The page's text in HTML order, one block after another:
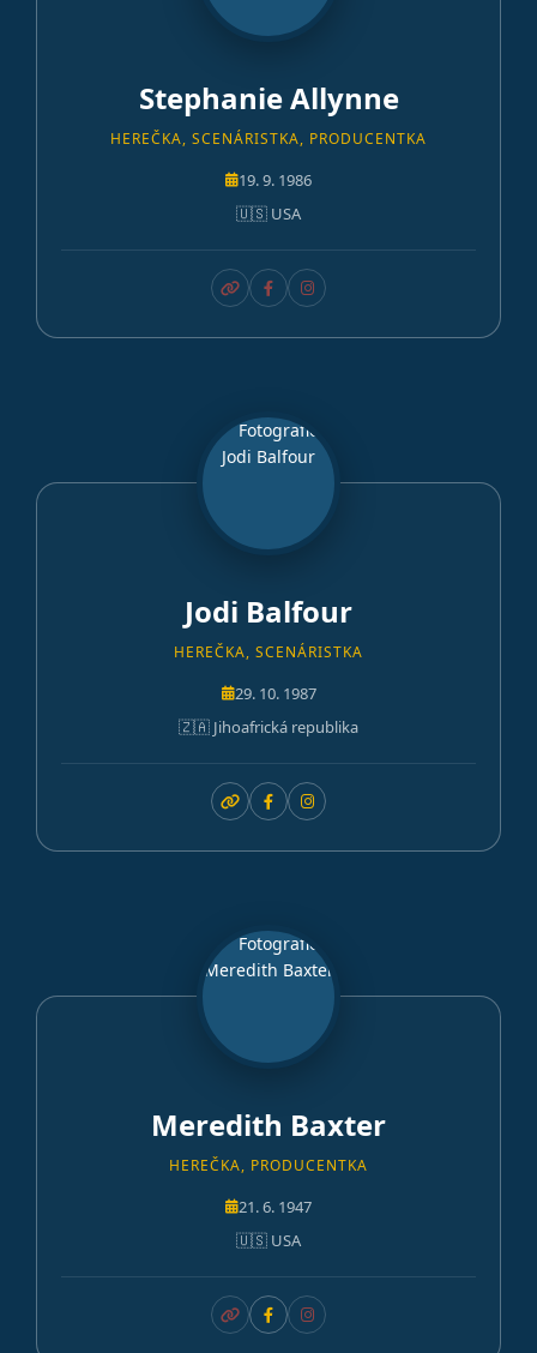
Stephanie Allynne
HEREČKA, SCENÁRISTKA, PRODUCENTKA
19. 9. 1986
🇺🇸 USA
Jodi Balfour
HEREČKA, SCENÁRISTKA
29. 10. 1987
🇿🇦 Jihoafrická republika
Meredith Baxter
HEREČKA, PRODUCENTKA
21. 6. 1947
🇺🇸 USA